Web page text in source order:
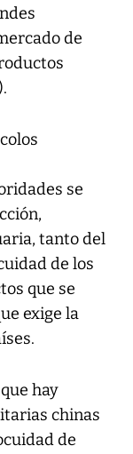
de
se
tanto del
de los
que se
exige la
hay
chinas
de